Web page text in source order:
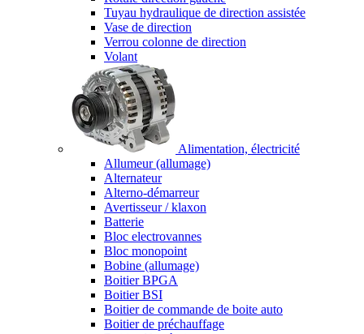
Tuyau hydraulique de direction assistée
Vase de direction
Verrou colonne de direction
Volant
Alimentation, électricité
Allumeur (allumage)
Alternateur
Alterno-démarreur
Avertisseur / klaxon
Batterie
Bloc electrovannes
Bloc monopoint
Bobine (allumage)
Boitier BPGA
Boitier BSI
Boitier de commande de boite auto
Boitier de préchauffage